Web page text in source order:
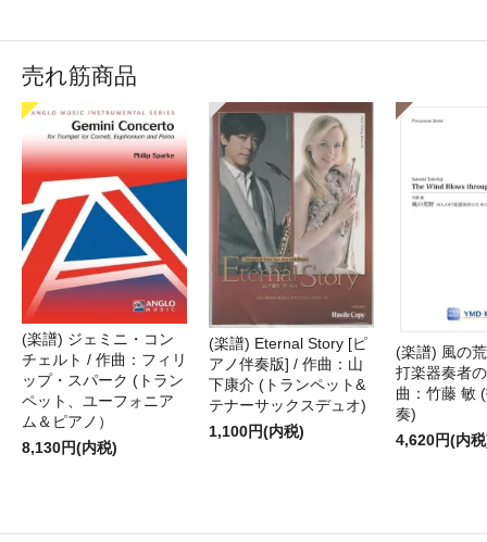
売れ筋商品
(楽譜) ジェミニ・コン
チェルト / 作曲：フィリ
ップ・スパーク (トラン
ペット、ユーフォニア
ム＆ピアノ）
8,130円(内税)
(楽譜) Eternal Story [ピ
アノ伴奏版] / 作曲：山
下康介 (トランペット&
テナーサックスデュオ)
1,100円(内税)
(楽譜) 風の
打楽器奏者
曲：竹藤 敏
奏)
4,620円(内